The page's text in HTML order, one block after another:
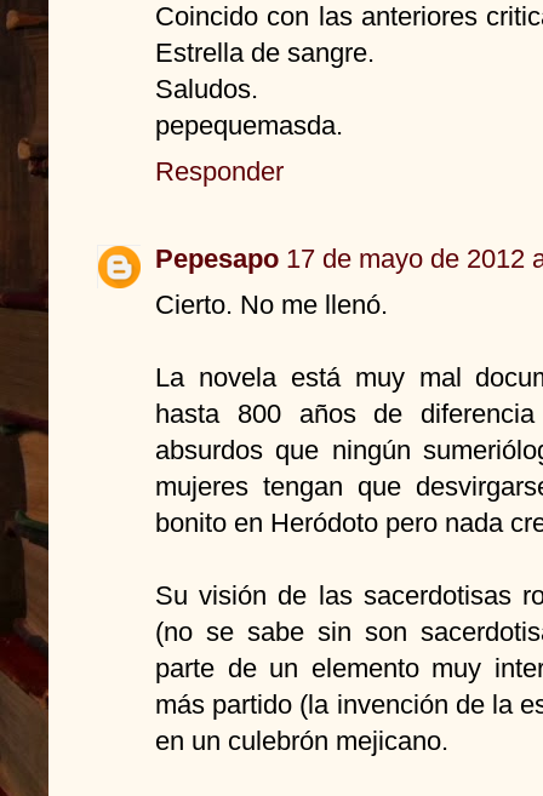
Coincido con las anteriores
Estrella de sangre.
Saludos.
pepequemasda.
Responder
Pepesapo 17 de mayo de 2012
Cierto. No me llenó.
La novela está muy mal
hasta 800 años de
absurdos que ningún
mujeres tengan que
bonito en Heródoto pero nada
Su visión de las sacerdotisas
(no se sabe sin son
parte de un elemento muy
más partido (la invención de la
en un culebrón mejicano.